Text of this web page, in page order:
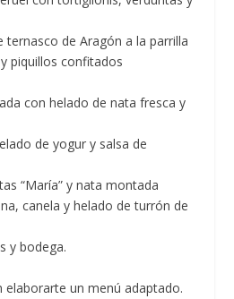
ternasco de Aragón a la parrilla
piquillos confitados
con helado de nata fresca y
de yogur y salsa de
“María” y nata montada
canela y helado de turrón de
y bodega.
elaborarte un menú adaptado.